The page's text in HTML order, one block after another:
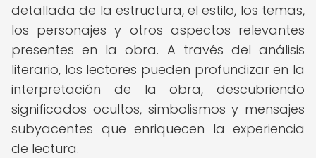
detallada de la estructura, el estilo, los temas,
los personajes y otros aspectos relevantes
presentes en la obra. A través del análisis
literario, los lectores pueden profundizar en la
interpretación de la obra, descubriendo
significados ocultos, simbolismos y mensajes
subyacentes que enriquecen la experiencia
de lectura.